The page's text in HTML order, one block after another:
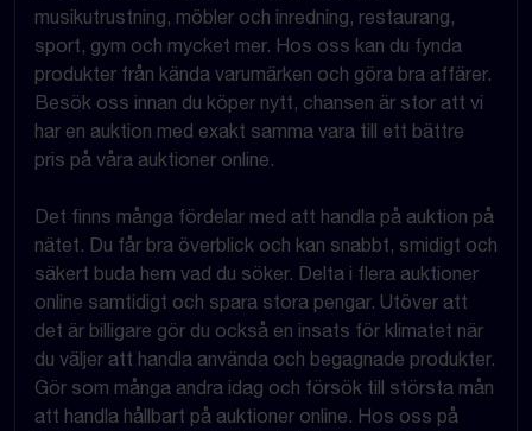
musikutrustning, möbler och inredning, restaurang,
sport, gym och mycket mer. Hos oss kan du fynda
produkter från kända varumärken och göra bra affärer.
Besök oss innan du köper nytt, chansen är stor att vi
har en auktion med exakt samma vara till ett bättre
pris på våra auktioner online.
Det finns många fördelar med att handla på auktion på
nätet. Du får bra överblick och kan snabbt, smidigt och
säkert buda hem vad du söker. Delta i flera auktioner
online samtidigt och spara stora pengar. Utöver att
det är billigare gör du också en insats för klimatet när
du väljer att handla använda och begagnade produkter.
Gör som många andra idag och försök till största mån
att handla hållbart på auktioner online. Hos oss på